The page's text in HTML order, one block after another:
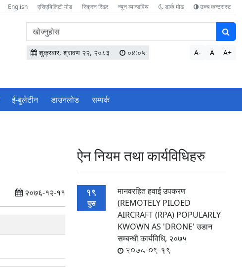
English एसिएबिलिटी मोड स्क्रिन रिडर न्यून व्यान्डविथ डार्क मोड उच्च कन्ट्रास्ट
वेबसाइटमा
सामग्री
खोज्नुहोस
शुक्रबार, श्रावण २२, २०८३ ०४:०५ A- A A+
ई-बुलेटीन डाउनलोड सम्पर्क
२०७६-१२-११
ऐन नियम तथा कार्यविधिहरु
19
पुस
मानवरहित हवाई उपकरण
(REMOTELY PILOED
AIRCRAFT (RPA) POPULARLY
KWOWN AS 'DRONE' उडान
सम्बन्धी कार्यविधि, २०७५
2078-09-19